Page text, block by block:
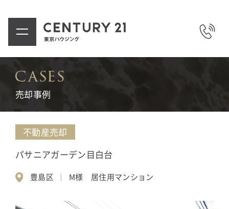
売却事例
不動産売却
パサニアガーデン目白台
豊島区 M様 居住用マンション